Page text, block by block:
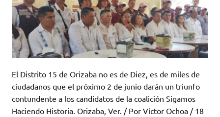
El Distrito 15 de Orizaba no es de Diez, es de miles de
ciudadanos que el próximo 2 de junio darán un triunfo
contundente a los candidatos de la coalición Sigamos
Haciendo Historia. Orizaba, Ver. / Por Víctor Ochoa / 18